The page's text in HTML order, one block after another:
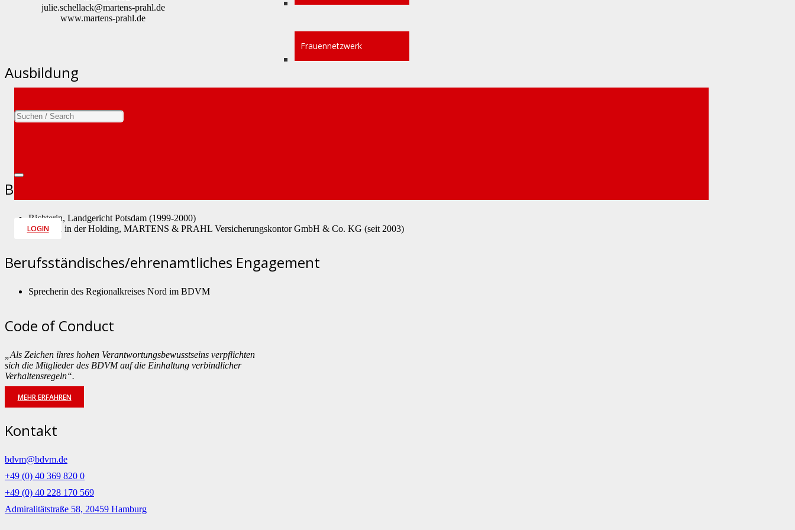
Frauennetzwerk
LOGIN
julie.schellack@martens-prahl.de
www.martens-prahl.de
Ausbildung
Ausbildung zur Bankkauffrau bei der Deutschen Bank AG, Hamburg (1989-1991)
Jurastudium (1. Staatsexamen) in Freiburg (1991-1996)
Beruflicher Werdegang
Richterin, Landgericht Potsdam (1999-2000)
Partnerin in der Holding, MARTENS & PRAHL Versicherungskontor GmbH & Co. KG (seit 2003)
Berufsständisches/ehrenamtliches Engagement
Sprecherin des Regionalkreises Nord im BDVM
Code of Conduct
„Als Zeichen ihres hohen Verantwortungsbewusstseins verpflichten
sich die Mitglieder des BDVM auf die Einhaltung verbindlicher
Verhaltensregeln“.
MEHR ERFAHREN
Kontakt
bdvm@bdvm.de
+49 (0) 40 369 820 0
+49 (0) 40 228 170 569
Admiralitätstraße 58, 20459 Hamburg